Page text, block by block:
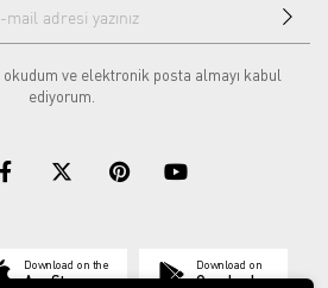
okudum ve elektronik posta almayı kabul
ediyorum.
Download on the
App Store
Download on
Google play